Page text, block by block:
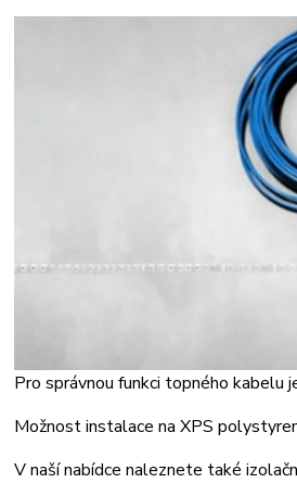
Pro správnou funkci topného kabelu
Možnost instalace na XPS
V naší nabídce naleznete také